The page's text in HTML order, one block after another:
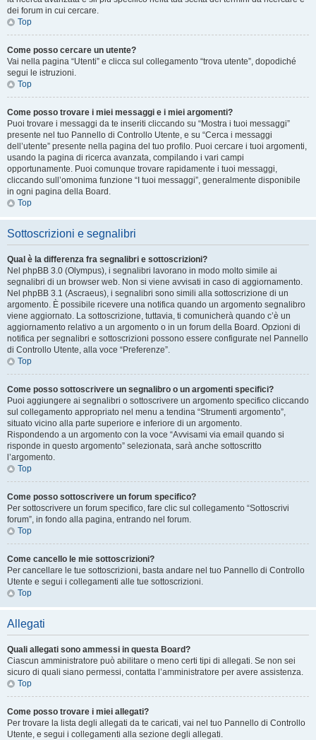
dei forum in cui cercare.
Top
Come posso cercare un utente?
Vai nella pagina “Utenti” e clicca sul collegamento “trova utente”, dopodiché
segui le istruzioni.
Top
Come posso trovare i miei messaggi e i miei argomenti?
Puoi trovare i messaggi da te inseriti cliccando su “Mostra i tuoi messaggi”
presente nel tuo Pannello di Controllo Utente, e su “Cerca i messaggi
dell’utente” presente nella pagina del tuo profilo. Puoi cercare i tuoi argomenti,
usando la pagina di ricerca avanzata, compilando i vari campi
opportunamente. Puoi comunque trovare rapidamente i tuoi messaggi,
cliccando sull’omonima funzione “I tuoi messaggi”, generalmente disponibile
in ogni pagina della Board.
Top
Sottoscrizioni e segnalibri
Qual è la differenza fra segnalibri e sottoscrizioni?
Nel phpBB 3.0 (Olympus), i segnalibri lavorano in modo molto simile ai
segnalibri di un browser web. Non si viene avvisati in caso di aggiornamento.
Nel phpBB 3.1 (Ascraeus), i segnalibri sono simili alla sottoscrizione di un
argomento. È possibile ricevere una notifica quando un argomento segnalibro
viene aggiornato. La sottoscrizione, tuttavia, ti comunicherà quando c’è un
aggiornamento relativo a un argomento o in un forum della Board. Opzioni di
notifica per segnalibri e sottoscrizioni possono essere configurate nel Pannello
di Controllo Utente, alla voce “Preferenze”.
Top
Come posso sottoscrivere un segnalibro o un argomenti specifici?
Puoi aggiungere ai segnalibri o sottoscrivere un argomento specifico cliccando
sul collegamento appropriato nel menu a tendina “Strumenti argomento”,
situato vicino alla parte superiore e inferiore di un argomento.
Rispondendo a un argomento con la voce “Avvisami via email quando si
risponde in questo argomento” selezionata, sarà anche sottoscritto
l’argomento.
Top
Come posso sottoscrivere un forum specifico?
Per sottoscrivere un forum specifico, fare clic sul collegamento “Sottoscrivi
forum”, in fondo alla pagina, entrando nel forum.
Top
Come cancello le mie sottoscrizioni?
Per cancellare le tue sottoscrizioni, basta andare nel tuo Pannello di Controllo
Utente e segui i collegamenti alle tue sottoscrizioni.
Top
Allegati
Quali allegati sono ammessi in questa Board?
Ciascun amministratore può abilitare o meno certi tipi di allegati. Se non sei
sicuro di quali siano permessi, contatta l’amministratore per avere assistenza.
Top
Come posso trovare i miei allegati?
Per trovare la lista degli allegati da te caricati, vai nel tuo Pannello di Controllo
Utente, e segui i collegamenti alla sezione degli allegati.